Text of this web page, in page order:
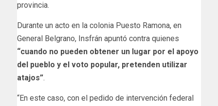
provincia.
Durante un acto en la colonia Puesto Ramona, en
General Belgrano, Insfrán apuntó contra quienes
“cuando no pueden obtener un lugar por el apoyo
del pueblo y el voto popular, pretenden utilizar
atajos”.
“En este caso, con el pedido de intervención federal